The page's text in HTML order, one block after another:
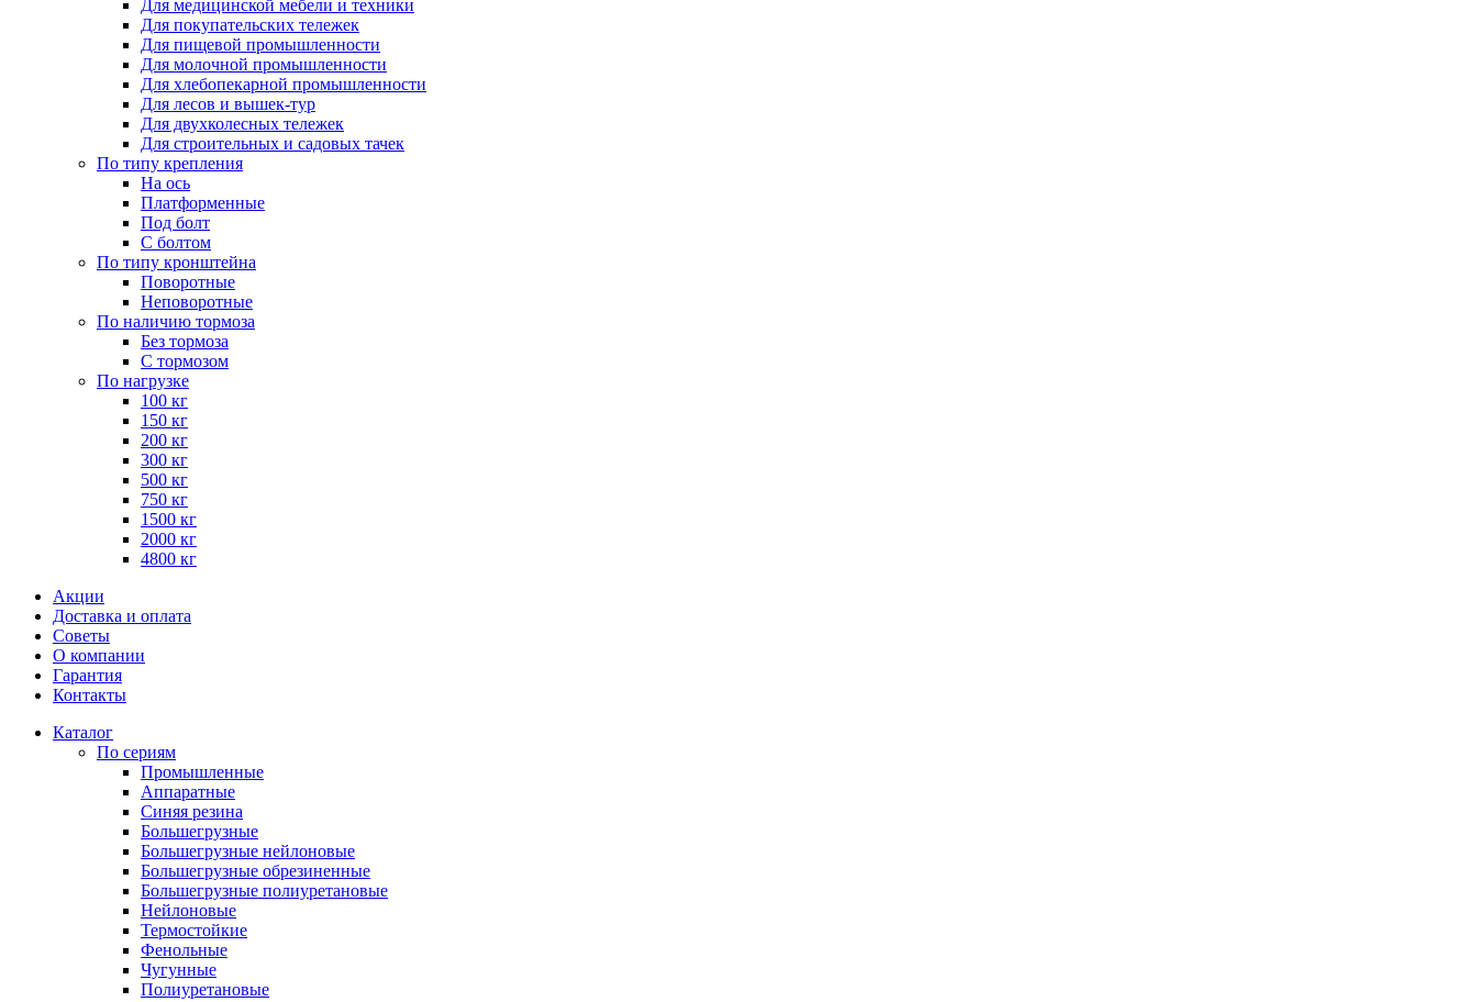
Для медицинской мебели и техники
Для покупательских тележек
Для пищевой промышленности
Для молочной промышленности
Для хлебопекарной промышленности
Для лесов и вышек-тур
Для двухколесных тележек
Для строительных и садовых тачек
По типу крепления
На ось
Платформенные
Под болт
С болтом
По типу кронштейна
Поворотные
Неповоротные
По наличию тормоза
Без тормоза
С тормозом
По нагрузке
100 кг
150 кг
200 кг
300 кг
500 кг
750 кг
1500 кг
2000 кг
4800 кг
Акции
Доставка и оплата
Советы
О компании
Гарантия
Контакты
Каталог
По сериям
Промышленные
Аппаратные
Синяя резина
Большегрузные
Большегрузные нейлоновые
Большегрузные обрезиненные
Большегрузные полиуретановые
Нейлоновые
Термостойкие
Фенольные
Чугунные
Полиуретановые